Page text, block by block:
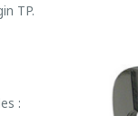
TP.
: